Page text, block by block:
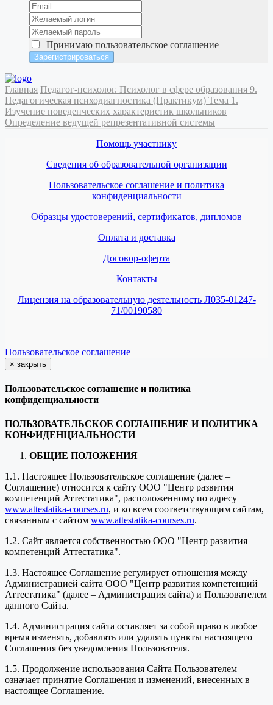
Принимаю пользовательское соглашение
Главная Педагог-психолог. Психолог в сфере образования 9.
Педагогическая психодиагностика (Практикум) Тема 1.
Изучение поведенческих характеристик школьников
Определение ведущей репрезентативной системы
Помощь участнику
Сведения об образовательной организации
Пользовательское соглашение и политика
конфиденциальности
Образцы удостоверений, сертификатов, дипломов
Оплата и доставка
Договор-оферта
Контакты
Лицензия на образовательную деятельность Л035-01247-
71/00190580
Пользовательское соглашение
× закрыть
Пользовательское соглашение и политика
конфиденциальности
ПОЛЬЗОВАТЕЛЬСКОЕ СОГЛАШЕНИЕ И ПОЛИТИКА
КОНФИДЕНЦИАЛЬНОСТИ
ОБЩИЕ ПОЛОЖЕНИЯ
1.1. Настоящее Пользовательское соглашение (далее –
Соглашение) относится к сайту ООО "Центр развития
компетенций Аттестатика", расположенному по адресу
www.attestatika-courses.ru, и ко всем соответствующим сайтам,
связанным с сайтом www.attestatika-courses.ru.
1.2. Сайт является собственностью ООО "Центр развития
компетенций Аттестатика".
1.3. Настоящее Соглашение регулирует отношения между
Администрацией сайта ООО "Центр развития компетенций
Аттестатика" (далее – Администрация сайта) и Пользователем
данного Сайта.
1.4. Администрация сайта оставляет за собой право в любое
время изменять, добавлять или удалять пункты настоящего
Соглашения без уведомления Пользователя.
1.5. Продолжение использования Сайта Пользователем
означает принятие Соглашения и изменений, внесенных в
настоящее Соглашение.